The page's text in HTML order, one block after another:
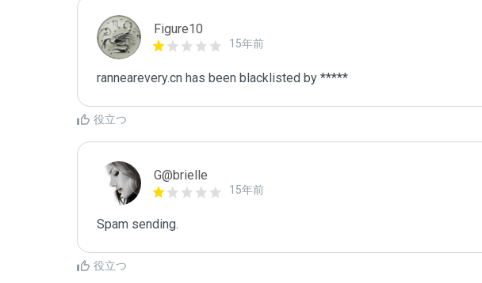
Figure10
15年前
rannearevery.cn has been blacklisted by *****
役立つ
G@brielle
15年前
Spam sending.
役立つ